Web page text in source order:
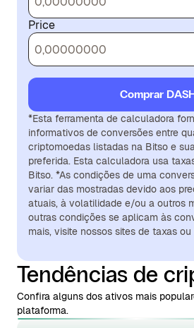
Price
Comprar
*Esta ferramenta de calculadora
informativos de conversões entre
criptomoedas listadas na Bitso e
preferida. Esta calculadora usa
Bitso. *As condições de uma
variar das mostradas devido aos
atuais, à volatilidade e/ou a outros
outras condições se aplicam às
mais, visite nossos sites de taxas ou
Tendências de
Confira alguns dos ativos mais
plataforma.